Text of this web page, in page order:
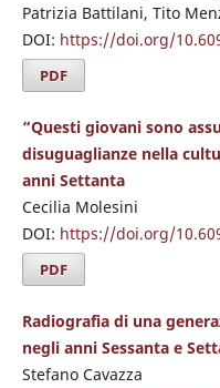
Patrizia Battilani, Tito
DOI: https://doi.org/
PDF
“Questi giovani sono
disuguaglianze nella
anni Settanta
Cecilia Molesini
DOI: https://doi.org/
PDF
Radiografia di una
negli anni Sessanta e
Stefano Cavazza